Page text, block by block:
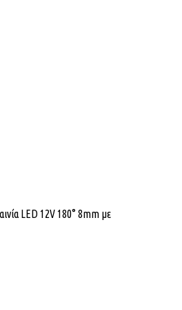
LED 12V 180° 8mm με